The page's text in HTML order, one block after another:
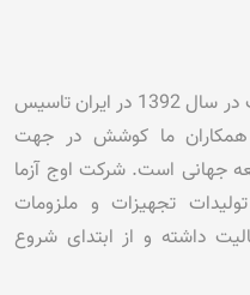
شرکت اوج آزما پلاست در سال 1392 در ایران تاسیس
ما کوشش در جهت
جهانی است. شرکت اوج آزما
تجهیزات و ملزومات
داشته و از ابتدای شروع